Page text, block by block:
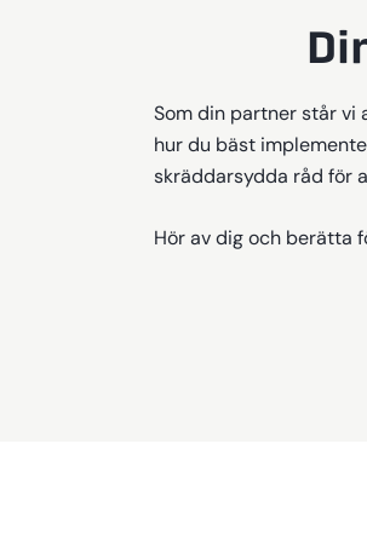
Som din partner står vi
hur du bäst
skräddarsydda råd för
Hör av dig och berätta